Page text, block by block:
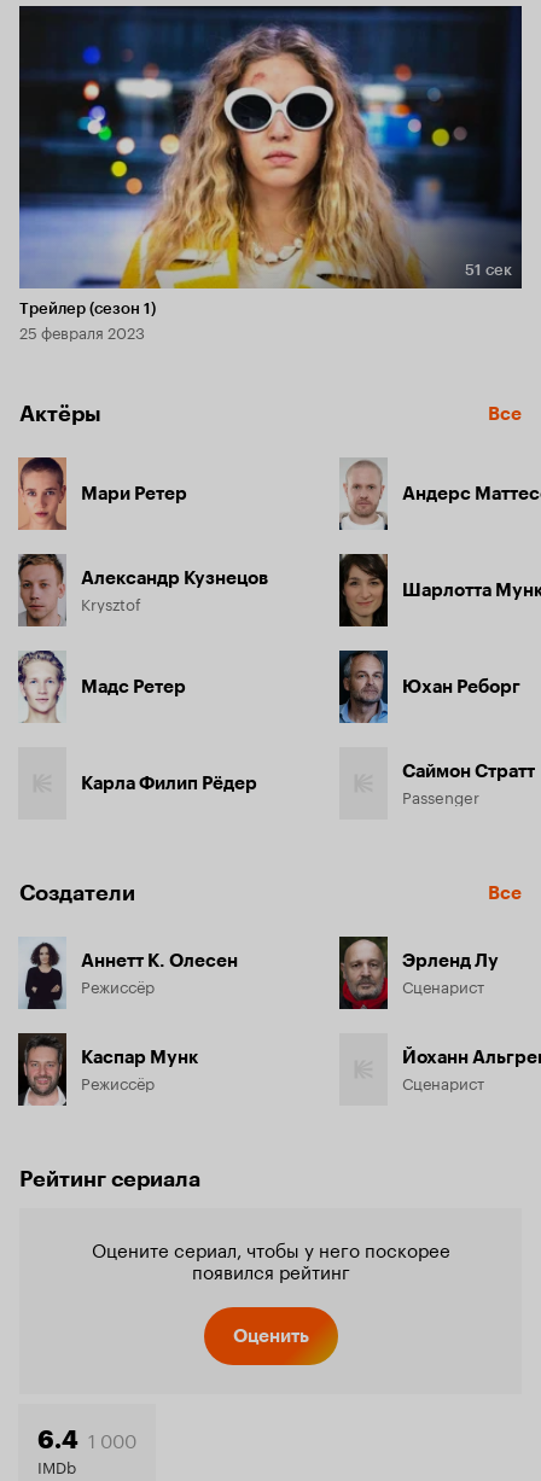
Длительность 51 сек
51 сек
Трейлер (сезон 1)
25 февраля 2023
Актёры Все
Мари Ретер
Александр Кузнецов
Krysztof
Мадс Ретер
Карла Филип Рёдер
Андерс
Шарлотта
Юхан Реборг
Саймон Стратт
Passenger
Создатели Все
Аннетт К. Олесен
Режиссёр
Каспар Мунк
Режиссёр
Эрленд Лу
Сценарист
Йоханн
Сценарист
Рейтинг сериала
Оцените сериал, чтобы у него поскорее
появился рейтинг
Оценить
6.4 1 000
IMDb